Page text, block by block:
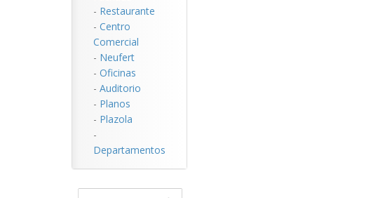
- Restaurante
- Centro
Comercial
- Neufert
- Oficinas
- Auditorio
- Planos
- Plazola
-
Departamentos